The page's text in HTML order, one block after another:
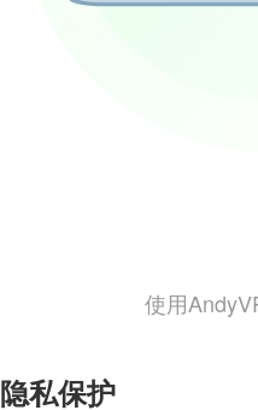
使用
隐私保护